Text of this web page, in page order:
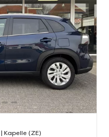
| Kapelle (ZE)